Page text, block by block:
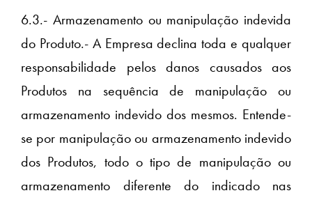
6.3.- Armazenamento ou manipulação indevida
do Produto.- A Empresa declina toda e qualquer
responsabilidade pelos danos causados aos
Produtos na sequência de manipulação ou
armazenamento indevido dos mesmos. Entende-
se por manipulação ou armazenamento indevido
dos Produtos, todo o tipo de manipulação ou
armazenamento diferente do indicado nas